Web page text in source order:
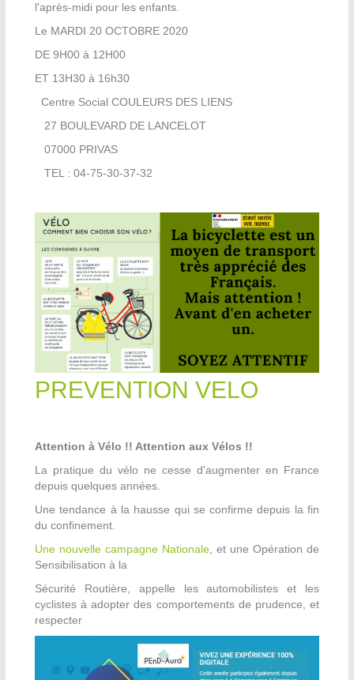
l'après-midi pour les enfants.
Le MARDI 20 OCTOBRE 2020
DE 9H00 à 12H00
ET 13H30 à 16h30
Centre Social COULEURS DES LIENS
27 BOULEVARD DE LANCELOT
07000 PRIVAS
TEL : 04-75-30-37-32
PREVENTION VELO
Attention à Vélo !! Attention aux Vélos !!
La pratique du vélo ne cesse d'augmenter en France
depuis quelques années.
Une tendance à la hausse qui se confirme depuis la fin
du confinement.
Une nouvelle campagne Nationale , et une Opération de
Sensibilisation à la
Sécurité Routière, appelle les automobilistes et les
cyclistes à adopter des comportements de prudence, et
respecter